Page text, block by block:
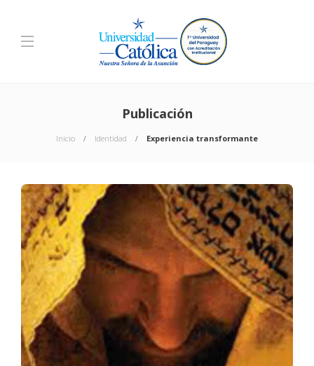
Publicación
Inicio Identidad Experiencia transformante